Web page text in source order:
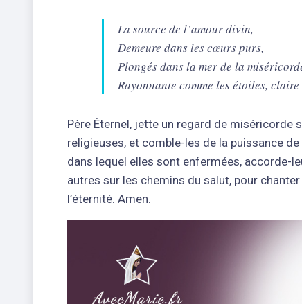
La source de l’amour divin,
Demeure dans les cœurs purs,
Plongés dans la mer de la
Rayonnante comme les étoiles, claire
Père Éternel, jette un regard de miséricorde
religieuses, et comble-les de la puissance
dans lequel elles sont enfermées, accorde-
autres sur les chemins du salut, pour
l’éternité. Amen.